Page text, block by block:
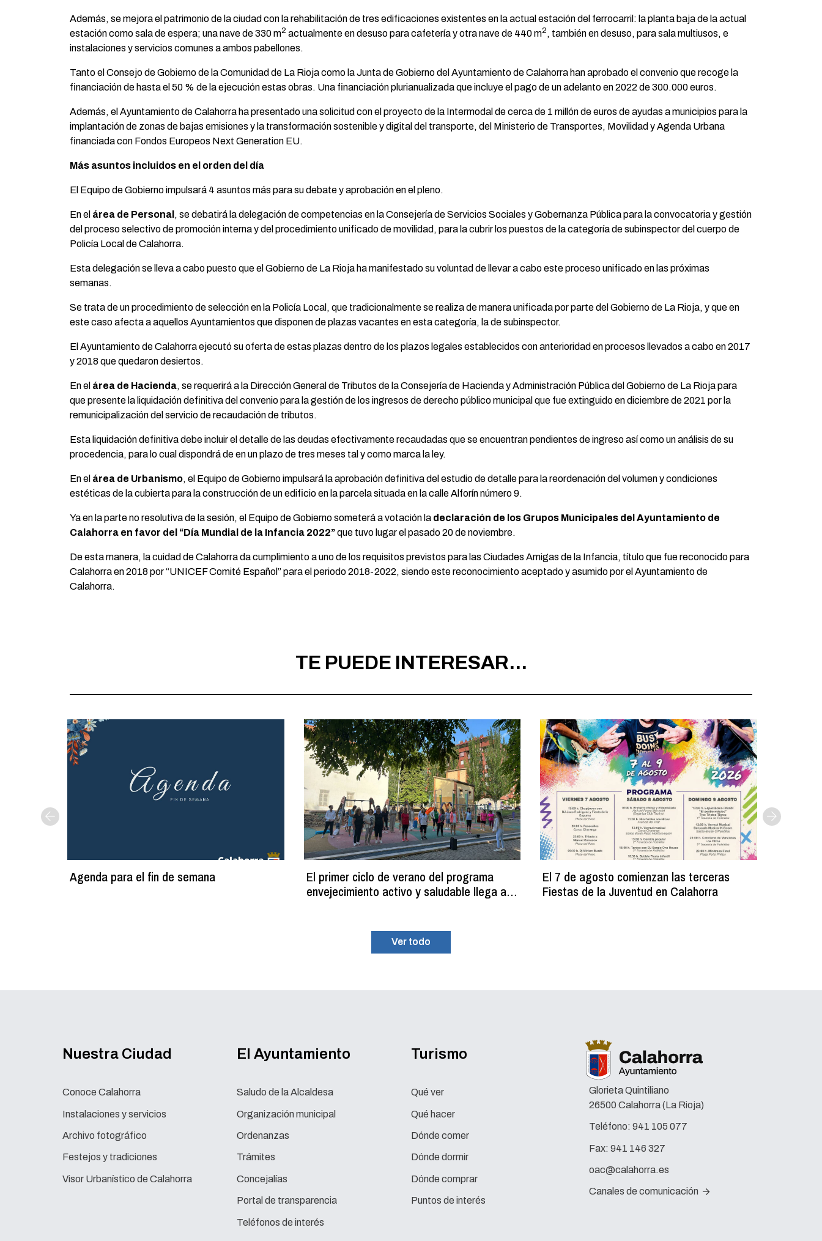
Además, se mejora el patrimonio de la ciudad con la rehabilitación de tres edificaciones existentes en la actual estación del ferrocarril: la planta baja de la actual
estación como sala de espera; una nave de 330 m2 actualmente en desuso para cafetería y otra nave de 440 m2 , también en desuso, para sala multiusos, e
instalaciones y servicios comunes a ambos pabellones.
Tanto el Consejo de Gobierno de la Comunidad de La Rioja como la Junta de Gobierno del Ayuntamiento de Calahorra han aprobado el convenio que recoge la
financiación de hasta el 50 % de la ejecución estas obras. Una financiación plurianualizada que incluye el pago de un adelanto en 2022 de 300.000 euros.
Además, el Ayuntamiento de Calahorra ha presentado una solicitud con el proyecto de la Intermodal de cerca de 1 millón de euros de ayudas a municipios para la
implantación de zonas de bajas emisiones y la transformación sostenible y digital del transporte, del Ministerio de Transportes, Movilidad y Agenda Urbana
financiada con Fondos Europeos Next Generation EU.
Más asuntos incluidos en el orden del día
El Equipo de Gobierno impulsará 4 asuntos más para su debate y aprobación en el pleno.
En el área de Personal , se debatirá la delegación de competencias en la Consejería de Servicios Sociales y Gobernanza Pública para la convocatoria y gestión
del proceso selectivo de promoción interna y del procedimiento unificado de movilidad, para la cubrir los puestos de la categoría de subinspector del cuerpo de
Policía Local de Calahorra.
Esta delegación se lleva a cabo puesto que el Gobierno de La Rioja ha manifestado su voluntad de llevar a cabo este proceso unificado en las próximas
semanas.
Se trata de un procedimiento de selección en la Policía Local, que tradicionalmente se realiza de manera unificada por parte del Gobierno de La Rioja, y que en
este caso afecta a aquellos Ayuntamientos que disponen de plazas vacantes en esta categoría, la de subinspector.
El Ayuntamiento de Calahorra ejecutó su oferta de estas plazas dentro de los plazos legales establecidos con anterioridad en procesos llevados a cabo en 2017
y 2018 que quedaron desiertos.
En el área de Hacienda, se requerirá a la Dirección General de Tributos de la Consejería de Hacienda y Administración Pública del Gobierno de La Rioja para
que presente la liquidación definitiva del convenio para la gestión de los ingresos de derecho público municipal que fue extinguido en diciembre de 2021 por la
remunicipalización del servicio de recaudación de tributos.
Esta liquidación definitiva debe incluir el detalle de las deudas efectivamente recaudadas que se encuentran pendientes de ingreso así como un análisis de su
procedencia, para lo cual dispondrá de en un plazo de tres meses tal y como marca la ley.
En el área de Urbanismo, el Equipo de Gobierno impulsará la aprobación definitiva del estudio de detalle para la reordenación del volumen y condiciones
estéticas de la cubierta para la construcción de un edificio en la parcela situada en la calle Alforín número 9.
Ya en la parte no resolutiva de la sesión, el Equipo de Gobierno someterá a votación la declaración de los Grupos Municipales del Ayuntamiento de
Calahorra en favor del “Día Mundial de la Infancia 2022”que tuvo lugar el pasado 20 de noviembre.
De esta manera, la cuidad de Calahorra da cumplimiento a uno de los requisitos previstos para las Ciudades Amigas de la Infancia, título que fue reconocido para
Calahorra en 2018 por “UNICEF Comité Español” para el periodo 2018-2022, siendo este reconocimiento aceptado y asumido por el Ayuntamiento de
Calahorra.
TE PUEDE INTERESAR...
Agenda para el fin de semana
El primer ciclo de verano del programa
envejecimiento activo y saludable llega a
El 7 de agosto comienzan las terceras
Fiestas de la Juventud en Calahorra
Ver todo
Nuestra Ciudad
Conoce Calahorra
Instalaciones y servicios
Archivo fotográfico
Festejos y tradiciones
Visor Urbanístico de Calahorra
El Ayuntamiento
Saludo de la Alcaldesa
Organización municipal
Ordenanzas
Trámites
Concejalías
Portal de transparencia
Teléfonos de interés
Turismo
Qué ver
Qué hacer
Dónde comer
Dónde dormir
Dónde comprar
Puntos de interés
Glorieta Quintiliano
26500 Calahorra (La Rioja)
Teléfono: 941 105 077
Fax: 941 146 327
oac@calahorra.es
Canales de comunicación